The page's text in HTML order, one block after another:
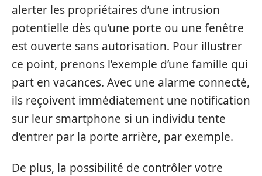
alerter les propriétaires d’une intrusion
potentielle dès qu’une porte ou une fenêtre
est ouverte sans autorisation. Pour illustrer
ce point, prenons l’exemple d’une famille qui
part en vacances. Avec une alarme connecté,
ils reçoivent immédiatement une notification
sur leur smartphone si un individu tente
d’entrer par la porte arrière, par exemple.
De plus, la possibilité de contrôler votre